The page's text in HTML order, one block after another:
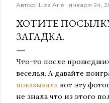
Автор: Liza Arie января 24,
ХОТИТЕ
ЗАГАДКА.
Что-то после
веселья. А давайте
показывала вот эту
не знала что из этого